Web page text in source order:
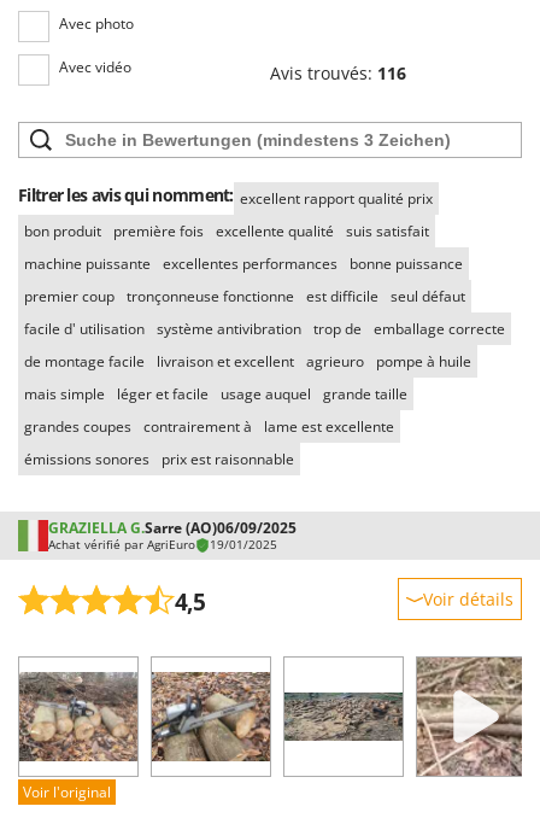
Avec photo
Avec vidéo Avis trouvés: 116
Filtrer les avis qui nomment: excellent rapport qualité prix
bon produit
première fois excellente qualité
suis satisfait
machine puissante
excellentes performances
bonne puissance
premier coup tronçonneuse fonctionne est difficile
seul défaut
facile d' utilisation système antivibration trop de
emballage correcte
de montage facile
livraison et excellent agrieuro
pompe à huile
mais simple
léger et facile usage auquel
grande taille
grandes coupes contrairement à
lame est excellente
émissions sonores
prix est raisonnable
GRAZIELLA G.Sarre (AO)06/09/2025
Achat vérifié par AgriEuro 19/01/2025
4,5 Voir détails
Prestations
Facilité d'utilisation
Qualité / Prix
Facilité de montage
Voir l'original